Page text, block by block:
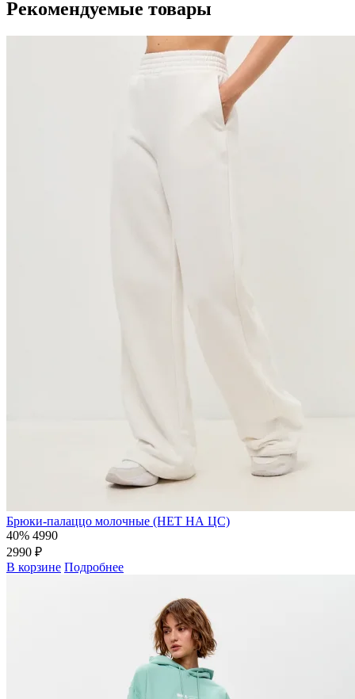
Рекомендуемые товары
Брюки-палаццо молочные (НЕТ НА ЦС)
40% 4990
2990 ₽
В корзине Подробнее